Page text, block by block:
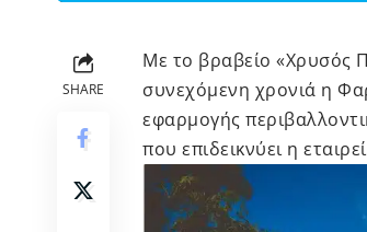
SHARE
Με το βραβείο «Χρυσός
συνεχόμενη χρονιά η
εφαρμογής
που επιδεικνύει η